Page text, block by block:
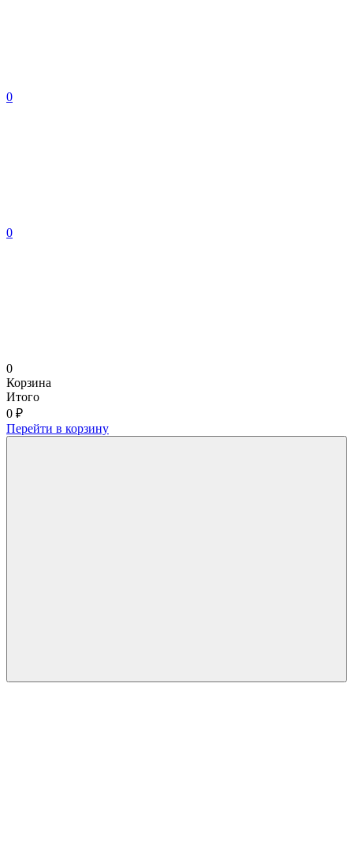
0
0
0
Корзина
Итого
0 ₽
Перейти в корзину